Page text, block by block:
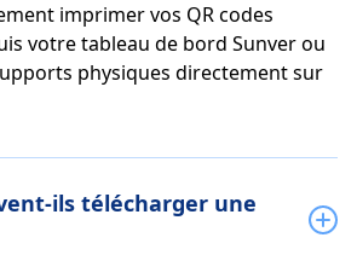
imprimer vos QR codes
votre tableau de bord Sunver ou
physiques directement sur
ils télécharger une